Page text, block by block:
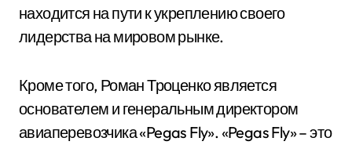
находится на пути к укреплению своего
лидерства на мировом рынке.
Кроме того, Роман Троценко является
основателем и генеральным директором
авиаперевозчика «Pegas Fly». «Pegas Fly» – это